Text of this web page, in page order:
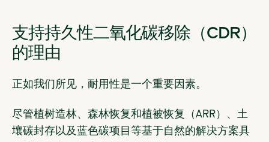
支持持久性二氧化碳移除（CDR）
的理由
正如我们所见，耐用性是一个重要因素。
尽管植树造林、森林恢复和植被恢复（ARR）、土
壤碳封存以及蓝色碳项目等基于自然的解决方案具